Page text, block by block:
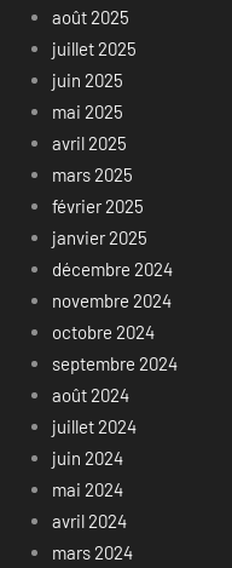
août 2025
juillet 2025
juin 2025
mai 2025
avril 2025
mars 2025
février 2025
janvier 2025
décembre 2024
novembre 2024
octobre 2024
septembre 2024
août 2024
juillet 2024
juin 2024
mai 2024
avril 2024
mars 2024